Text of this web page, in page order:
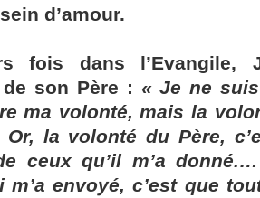
d’amour.
fois dans
son Père : « Je ne
ma volonté, mais la
Or, la volonté du Père,
ceux qu’il m’a
m’a envoyé, c’est que